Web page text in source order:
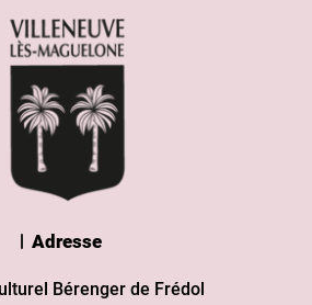
Adresse
Bérenger de Frédol